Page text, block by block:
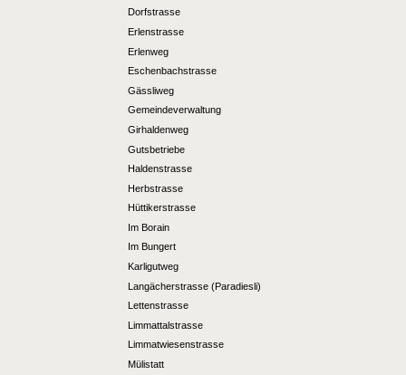
Dorfstrasse
Erlenstrasse
Erlenweg
Eschenbachstrasse
Gässliweg
Gemeindeverwaltung
Girhaldenweg
Gutsbetriebe
Haldenstrasse
Herbstrasse
Hüttikerstrasse
Im Borain
Im Bungert
Karligutweg
Langächerstrasse (Paradiesli)
Lettenstrasse
Limmattalstrasse
Limmatwiesenstrasse
Mülistatt